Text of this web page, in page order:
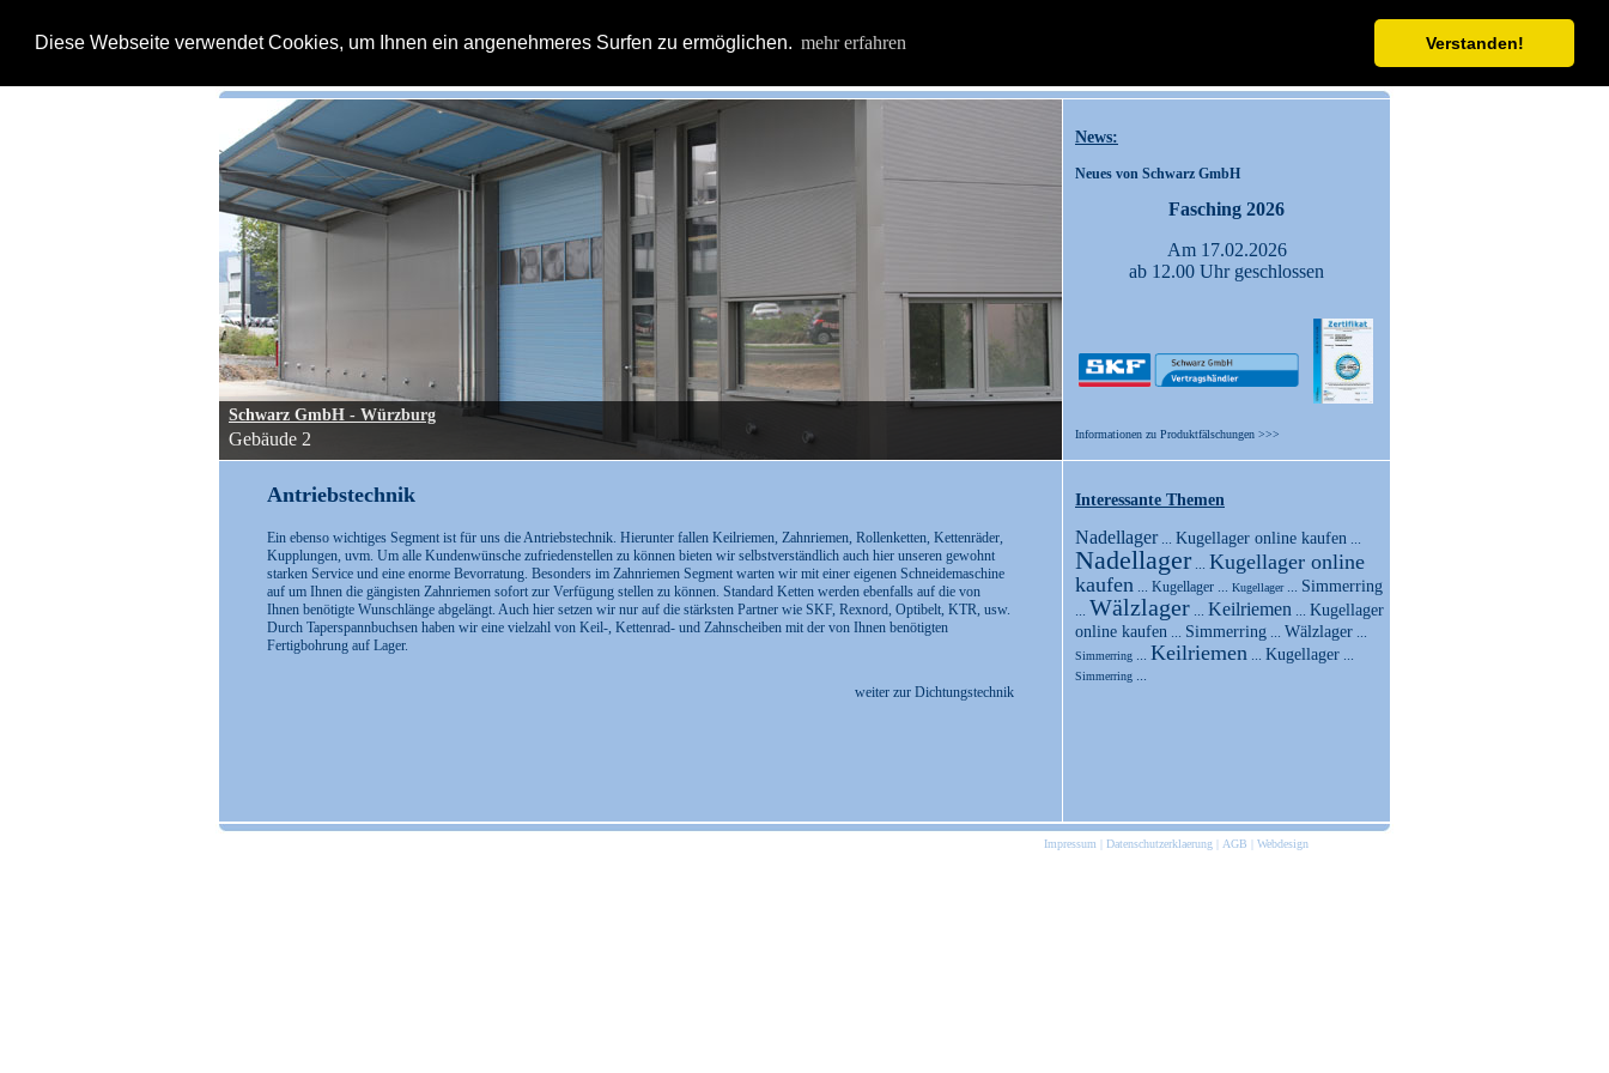
Diese Webseite verwendet Cookies, um Ihnen ein angenehmeres Surfen zu ermöglichen. mehr erfahren Verstanden!
Home Unternehmen
Schwarz GmbH - Würzburg
Gebäude 2
News:
Neues von Schwarz GmbH
Fasching 2026
Am 17.02.2026
ab 12.00 Uhr geschlossen
Informationen zu Produktfälschungen >>>
Antriebstechnik
Ein ebenso wichtiges Segment ist für uns die Antriebstechnik. Hierunter fallen Keilriemen, Zahnriemen, Rollenketten, Kettenräder,
Kupplungen, uvm. Um alle Kundenwünsche zufriedenstellen zu können bieten wir selbstverständlich auch hier unseren gewohnt
starken Service und eine enorme Bevorratung. Besonders im Zahnriemen Segment warten wir mit einer eigenen Schneidemaschine
auf um Ihnen die gängisten Zahnriemen sofort zur Verfügung stellen zu können. Standard Ketten werden ebenfalls auf die von
Ihnen benötigte Wunschlänge abgelängt. Auch hier setzen wir nur auf die stärksten Partner wie SKF, Rexnord, Optibelt, KTR, usw.
Durch Taperspannbuchsen haben wir eine vielzahl von Keil-, Kettenrad- und Zahnscheiben mit der von Ihnen benötigten
Fertigbohrung auf Lager.
weiter zur Dichtungstechnik
Interessante Themen
Nadellager... Kugellager online kaufen ...
Nadellager ... Kugellager online
kaufen ... Kugellager ... Kugellager... Simmerring
... Wälzlager ... Keilriemen ... Kugellager
online kaufen ... Simmerring ... Wälzlager ...
Simmerring ... Keilriemen ... Kugellager ...
Simmerring ...
Impressum | Datenschutzerklaerung | AGB | Webdesign